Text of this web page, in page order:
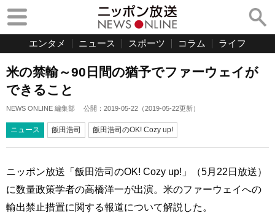
エンタメ ニュース スポーツ コラム ライフ
米の禁輸～90日間の猶予でファーウェイが
できること
NEWS ONLINE 編集部 公開： 2019-05-22 （2019-05-22更新）
ニュース 飯田浩司 飯田浩司のOK! Cozy up!
ニッポン放送「飯田浩司のOK! Cozy up!」（5月22日放送）
に数量政策学者の高橋洋一が出演。米のファーウェイへの
輸出禁止措置に関する報道について解説した。